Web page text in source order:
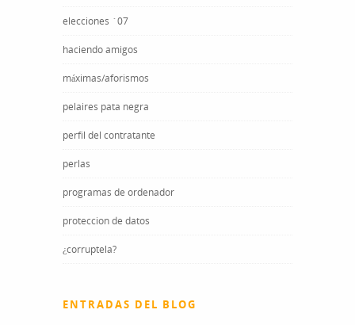
elecciones ´07
haciendo amigos
máximas/aforismos
pelaires pata negra
perfil del contratante
perlas
programas de ordenador
proteccion de datos
¿corruptela?
ENTRADAS DEL BLOG